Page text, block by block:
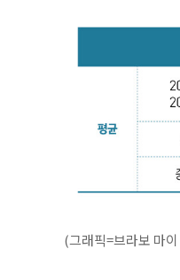
(그래픽=브라보 마